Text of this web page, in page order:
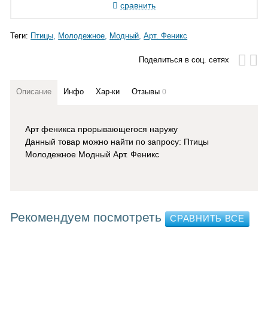
сравнить
Теги: Птицы Молодежное Модный Арт. Феникс
Поделиться в соц. сетях
Описание Инфо Хар-ки Отзывы0
Арт феникса прорывающегося наружу
Данный товар можно найти по запросу: Птицы
Молодежное Модный Арт. Феникс
Рекомендуем посмотреть